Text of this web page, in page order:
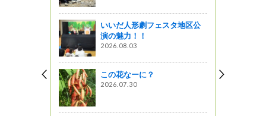
いいだ人形劇フェスタ地区公
演の魅力！！
2026.08.03
この花なーに？
2026.07.30